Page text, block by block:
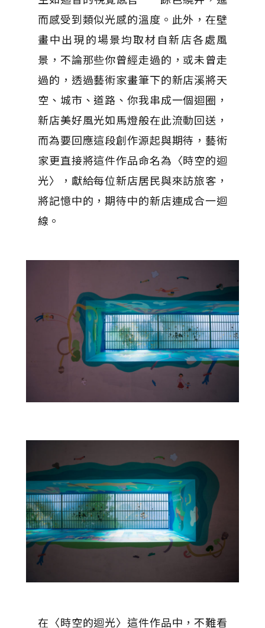
而感受到類似光感的溫度。此外，在壁
畫中出現的場景均取材自新店各處風
景，不論那些你曾經走過的，或未曾走
過的，透過藝術家畫筆下的新店溪將天
空、城市、道路、你我串成一個迴圈，
新店美好風光如馬燈般在此流動回送，
而為要回應這段創作源起與期待，藝術
家更直接將這件作品命名為〈時空的迴
光〉，獻給每位新店居民與來訪旅客，
將記憶中的，期待中的新店連成合一迴
線。
在〈時空的迴光〉這件作品中，不難看